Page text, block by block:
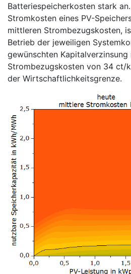
Batteriespeicherkosten stark
Stromkosten eines PV-
mittleren Strombezugskosten,
Betrieb der jeweiligen
gewünschten
Strombezugskosten von 34 ct/
der Wirtschaftlichkeitsgrenze.